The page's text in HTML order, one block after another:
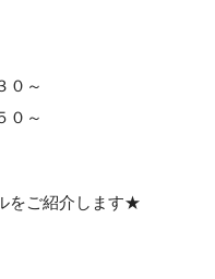
０～
０～
をご紹介します★